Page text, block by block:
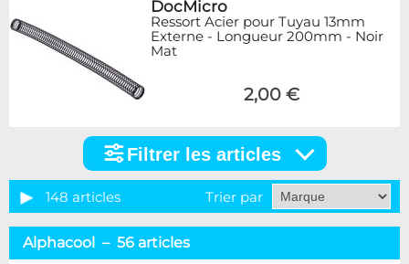
DocMicro
Ressort Acier pour Tuyau 13mm
Externe - Longueur 200mm - Noir
Mat
2,00 €
articles
Catégorie
Tuyaux souples
Filtrer les articles
148 articles Trier par
Alphacool – 56 articles